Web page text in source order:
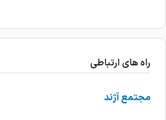
راه های ارتباطی
مجتمع آژند